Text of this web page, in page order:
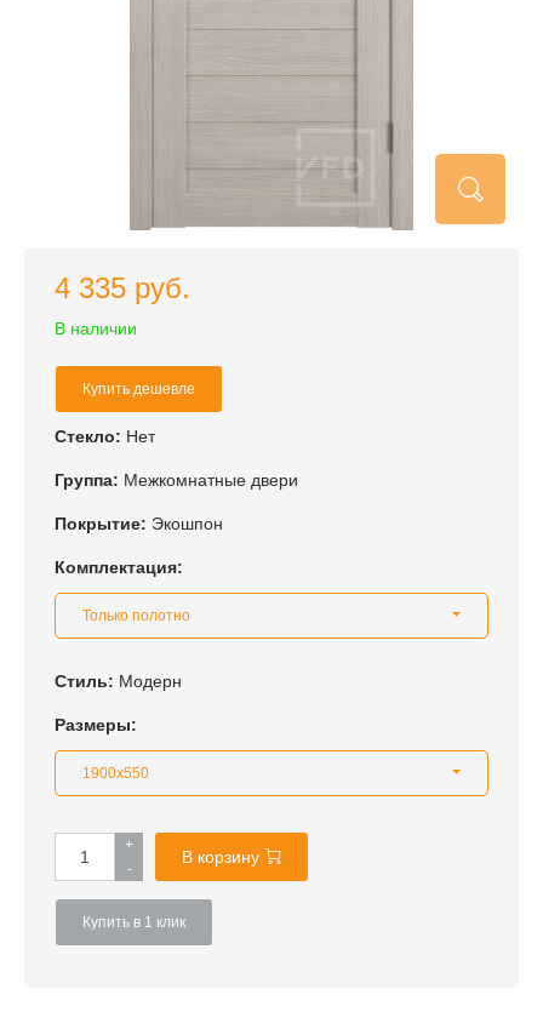
4 335 руб.
В наличии
Купить дешевле
Стекло: Нет
Группа: Межкомнатные двери
Покрытие: Экошпон
Комплектация:
Только полотно
Стиль: Модерн
Размеры:
1900x550
+
-
В корзину
Купить в 1 клик